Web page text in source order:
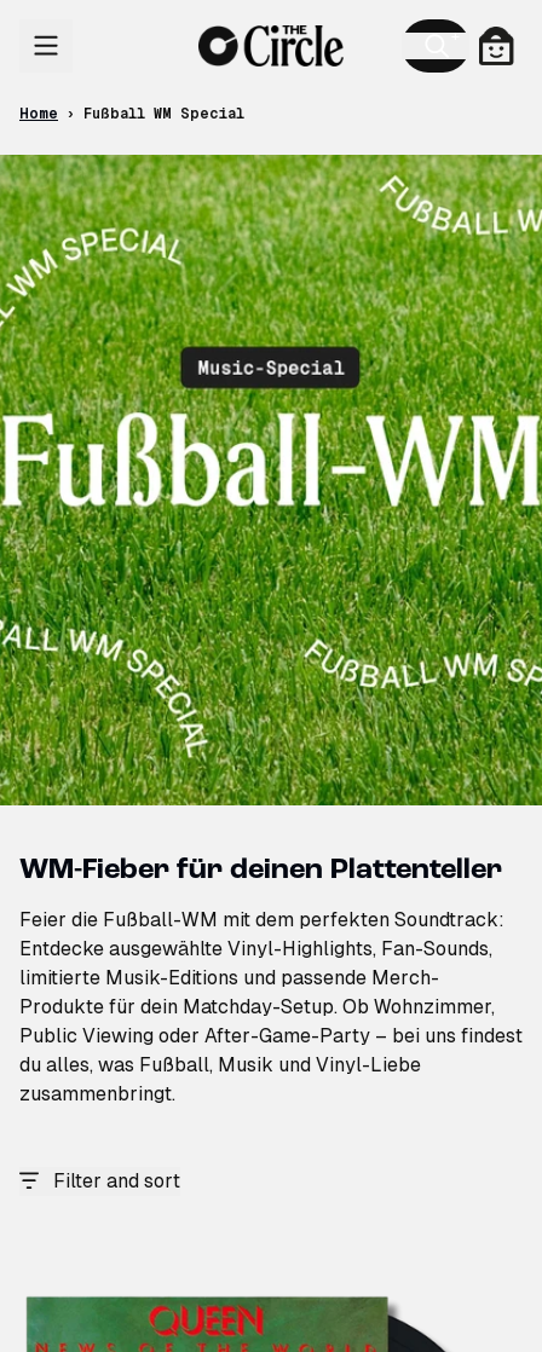
Cart
Home › Fußball WM Special
WM-Fieber für deinen Plattenteller
Feier die Fußball-WM mit dem perfekten Soundtrack:
Entdecke ausgewählte Vinyl-Highlights, Fan-Sounds,
limitierte Musik-Editions und passende Merch-
Produkte für dein Matchday-Setup. Ob Wohnzimmer,
Public Viewing oder After-Game-Party – bei uns findest
du alles, was Fußball, Musik und Vinyl-Liebe
zusammenbringt.
Filter and sort